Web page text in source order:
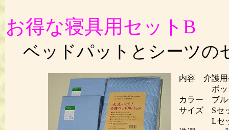
お得な寝具用セットB
ベッドパットとシーツの
内容 介護用
ボック
カラー ブル
サイズ Sセ
Lセット